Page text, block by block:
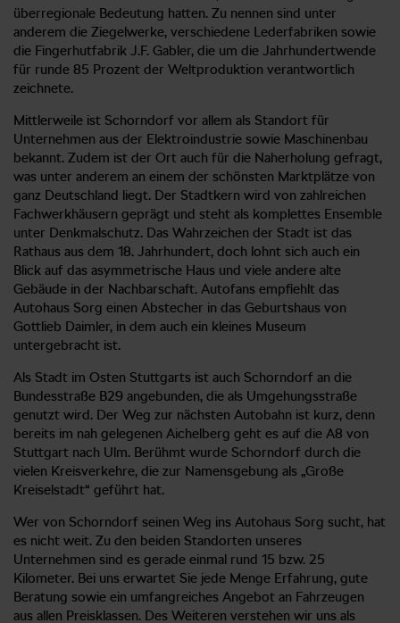
überregionale Bedeutung hatten. Zu nennen sind unter
anderem die Ziegelwerke, verschiedene Lederfabriken sowie
die Fingerhutfabrik J.F. Gabler, die um die Jahrhundertwende
für runde 85 Prozent der Weltproduktion verantwortlich
zeichnete.
Mittlerweile ist Schorndorf vor allem als Standort für
Unternehmen aus der Elektroindustrie sowie Maschinenbau
bekannt. Zudem ist der Ort auch für die Naherholung gefragt,
was unter anderem an einem der schönsten Marktplätze von
ganz Deutschland liegt. Der Stadtkern wird von zahlreichen
Fachwerkhäusern geprägt und steht als komplettes Ensemble
unter Denkmalschutz. Das Wahrzeichen der Stadt ist das
Rathaus aus dem 18. Jahrhundert, doch lohnt sich auch ein
Blick auf das asymmetrische Haus und viele andere alte
Gebäude in der Nachbarschaft. Autofans empfiehlt das
Autohaus Sorg einen Abstecher in das Geburtshaus von
Gottlieb Daimler, in dem auch ein kleines Museum
untergebracht ist.
Als Stadt im Osten Stuttgarts ist auch Schorndorf an die
Bundesstraße B29 angebunden, die als Umgehungsstraße
genutzt wird. Der Weg zur nächsten Autobahn ist kurz, denn
bereits im nah gelegenen Aichelberg geht es auf die A8 von
Stuttgart nach Ulm. Berühmt wurde Schorndorf durch die
vielen Kreisverkehre, die zur Namensgebung als „Große
Kreiselstadt“ geführt hat.
Wer von Schorndorf seinen Weg ins Autohaus Sorg sucht, hat
es nicht weit. Zu den beiden Standorten unseres
Unternehmen sind es gerade einmal rund 15 bzw. 25
Kilometer. Bei uns erwartet Sie jede Menge Erfahrung, gute
Beratung sowie ein umfangreiches Angebot an Fahrzeugen
aus allen Preisklassen. Des Weiteren verstehen wir uns als